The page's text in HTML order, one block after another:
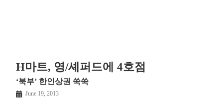
H마트, 영/셰퍼드에 4호점
‘북부’ 한인상권 쑥쑥
June 19, 2013